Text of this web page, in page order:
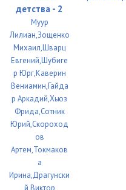
детства - 2
Муур
Лилиан,Зощенко
Михаил,Шварц
Евгений,Шубиге
р Юрг,Каверин
Вениамин,Гайда
р Аркадий,Хьюз
Фрида,Сотник
Юрий,Скороход
ов
Артем,Токмаков
а
Ирина,Драгунски
й Виктор